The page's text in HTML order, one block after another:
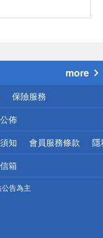
more
保險服務
佈
知 會員服務條款 隱
箱
告為主